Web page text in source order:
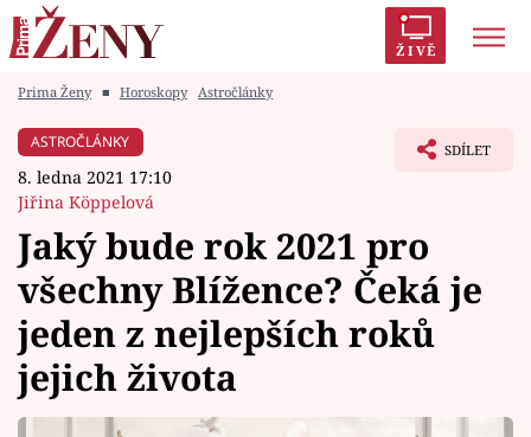
ŽIVĚ
Módní alarm
Témata
Celebrity
Vztahy
Prima Ženy ■ Horoskopy Astročlánky
ASTROČLÁNKY
8. ledna 2021 17:10
Jiřina Köppelová
SDÍLET
Jaký bude rok 2021 pro
všechny Blížence? Čeká je
jeden z nejlepších roků
jejich života